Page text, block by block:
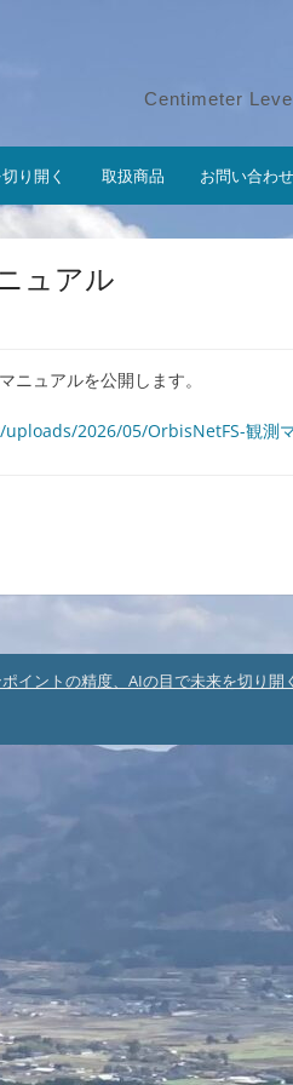
Centimeter
り開く 取扱商品 お問い合わせ
ュアル
ュアルを公開します。
2026/05/OrbisNetFS-観測
ポイントの精度、AIの目で未来を切り開く